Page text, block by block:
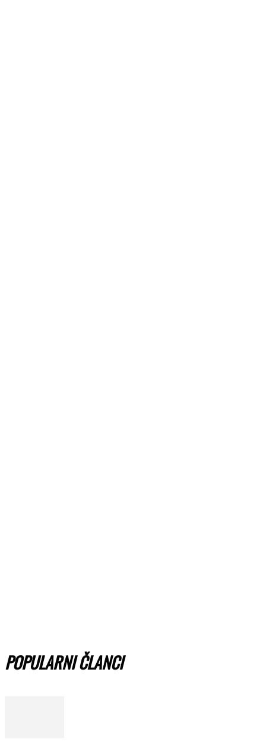
POPULARNI ČLANCI